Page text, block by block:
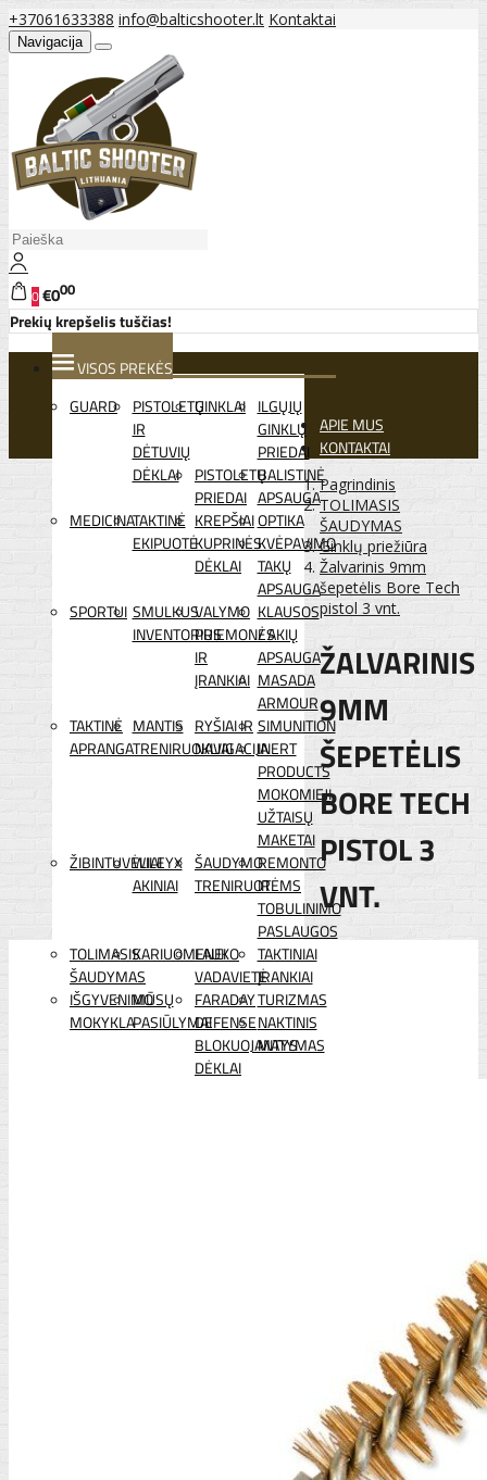
+37061633388 info@balticshooter.lt Kontaktai
Navigacija
0€000
Prekių krepšelis tuščias!
VISOS PREKĖS
GUARD
PISTOLETŲ
IR
DĖTUVIŲ
DĖKLAI
GINKLAI ILGŲJŲ
GINKLŲ
PRIEDAI
PISTOLETŲ
PRIEDAI
BALISTINĖ
APSAUGA
MEDICINATAKTINĖ
EKIPUOTĖ
KREPŠIAI
KUPRINĖS
DĖKLAI
OPTIKA
KVĖPAVIMO
TAKŲ
APSAUGA
SPORTUI SMULKUS
INVENTORIUS
VALYMO
PRIEMONĖS
IR
ĮRANKIAI
KLAUSOS
/ AKIŲ
APSAUGA
MASADA
ARMOUR
TAKTINĖ
APRANGA
MANTIS
TRENIRUOKLIAI
RYŠIAI IR
NAVIGACIJA
SIMUNITION
INERT
PRODUCTS
MOKOMIEJI
UŽTAISŲ
MAKETAI
ŽIBINTUVĖLIAI
WILEYX
AKINIAI
ŠAUDYMO
TRENIRUOTĖMS
REMONTO
IR
TOBULINIMO
PASLAUGOS
TOLIMASIS
ŠAUDYMAS
KARIUOMENEI
LAUKO
VADAVIETĖ
TAKTINIAI
ĮRANKIAI
IŠGYVENIMO
MOKYKLA
MŪSŲ
PASIŪLYMAI
FARADAY
DEFENSE
BLOKUOJANTYS
DĖKLAI
TURIZMAS
NAKTINIS
MATYMAS
APIE MUS
KONTAKTAI
Pagrindinis
TOLIMASIS
ŠAUDYMAS
Ginklų priežiūra
Žalvarinis 9mm
šepetėlis Bore Tech
pistol 3 vnt.
ŽALVARINIS
9MM
ŠEPETĖLIS
BORE TECH
PISTOL 3
VNT.